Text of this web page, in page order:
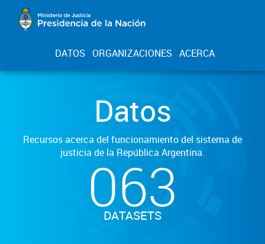
DATOS ORGANIZACIONES ACERCA
Datos
Recursos acerca del funcionamiento del sistema de
justicia de la República Argentina.
063
DATASETS